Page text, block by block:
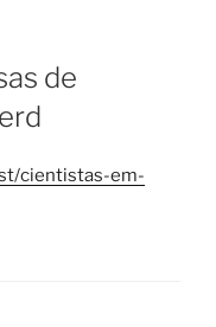
de
cientistas-em-